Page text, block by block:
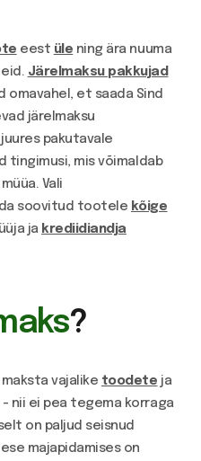
eest üle ning ära nuuma
Järelmaksu pakkujad
omavahel, et saada Sind
järelmaksu
pakutavale
tingimusi, mis võimaldab
Vali
soovitud tootele kõige
ja krediidiandja
?
vajalike toodete ja
nii ei pea tegema korraga
on paljud seisnud
majapidamises on